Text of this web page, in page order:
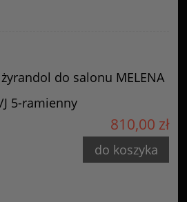
do salonu MELENA
J 5-ramienny
810,00 zł
do koszyka